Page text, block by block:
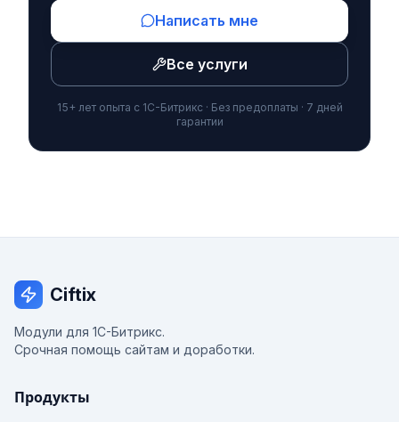
Написать мне
Все услуги
15+ лет опыта с 1С-Битрикс · Без предоплаты · 7 дней
гарантии
Ciftix
Модули для 1С-Битрикс.
Срочная помощь сайтам и доработки.
Продукты